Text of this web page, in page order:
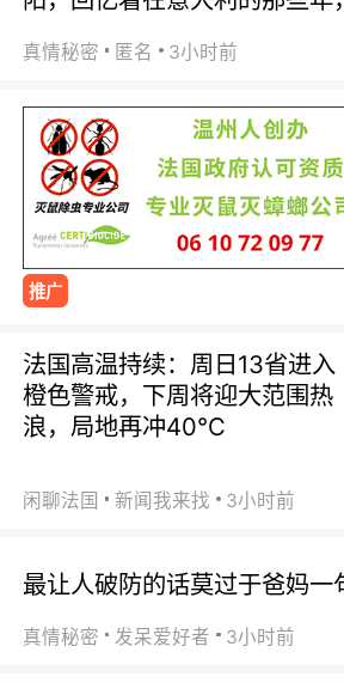
真情秘密 匿名 3小时前
推广
法国高温持续：周日13省进入
橙色警戒，下周将迎大范围热
浪，局地再冲40℃
闲聊法国 新闻我来找 3小时前
最让人破防的话莫过于爸妈一
真情秘密 发呆爱好者 3小时前